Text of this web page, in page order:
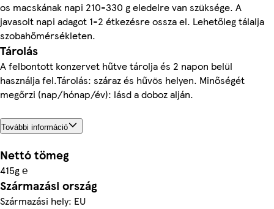
os macskának napi 210-330 g eledelre van szüksége. A
javasolt napi adagot 1-2 étkezésre ossza el. Lehetőleg tálalja
szobahőmérsékleten.
Tárolás
A felbontott konzervet hűtve tárolja és 2 napon belül
használja fel.Tárolás: száraz és hűvös helyen. Minőségét
megőrzi (nap/hónap/év): lásd a doboz alján.
További információ
Nettó tömeg
415g ℮
Származási ország
Származási hely: EU